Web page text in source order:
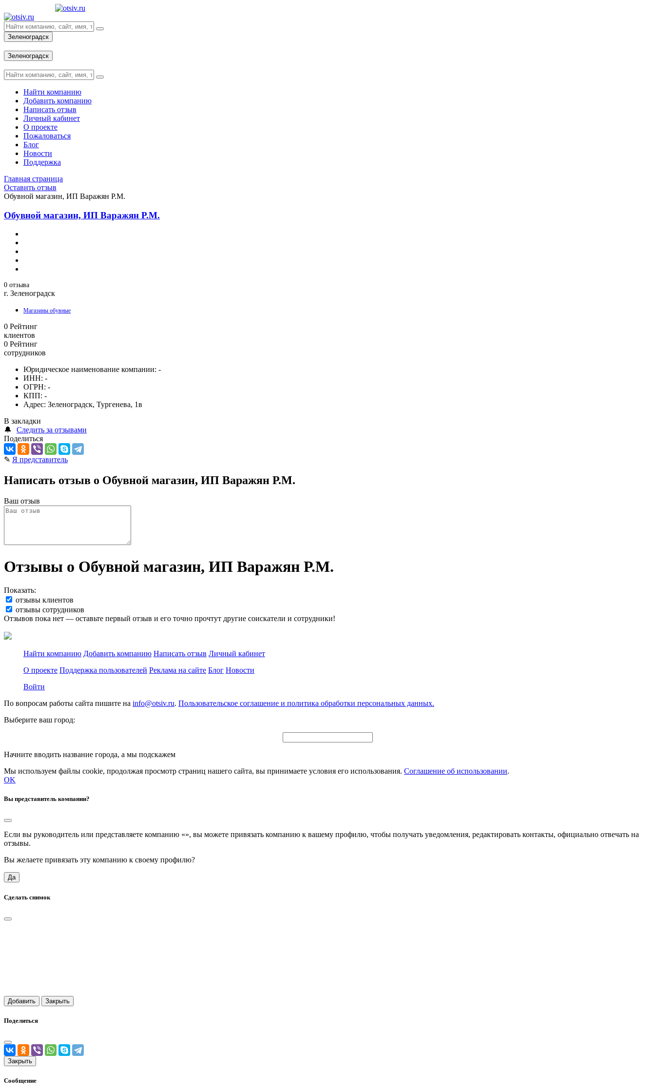
Зеленоградск
Зеленоградск
Найти компанию
Добавить компанию
Написать отзыв
Личный кабинет
О проекте
Пожаловаться
Блог
Новости
Поддержка
Главная страница
Оставить отзыв
Обувной магазин, ИП Варажян Р.М.
Обувной магазин, ИП Варажян Р.М.
0 отзыва
г. Зеленоградск
Магазины обувные
0 Рейтинг
клиентов
0 Рейтинг
сотрудников
Юридическое наименование компании: -
ИНН: -
ОГРН: -
КПП: -
Адрес: Зеленоградск, Тургенева, 1в
В закладки
🔔
Следить за отзывами
Поделиться
✎ Я представитель
Написать отзыв о Обувной магазин, ИП Варажян Р.М.
Ваш отзыв
Отзывы о Обувной магазин, ИП Варажян Р.М.
Показать:
отзывы клиентов
отзывы сотрудников
Отзывов пока нет — оставьте первый отзыв и его точно прочтут другие соискатели и сотрудники!
Найти компанию Добавить компанию Написать отзыв Личный кабинет
О проекте Поддержка пользователей Реклама на сайте Блог Новости
Войти
По вопросам работы сайта пишите на info@otsiv.ru. Пользовательское соглашение и политика обработки персональных данных.
Выберите ваш город:
Начните вводить название города, а мы подскажем
Мы используем файлы cookie, продолжая просмотр страниц нашего сайта, вы принимаете условия его использования. Соглашение об использовании.
OK
Вы представитель компании?
Если вы руководитель или представляете компанию «», вы можете привязать компанию к вашему профилю, чтобы получать уведомления, редактировать контакты, официально отвечать на
отзывы.
Вы желаете привязать эту компанию к своему профилю?
Да
Сделать снимок
Добавить Закрыть
Поделиться
Закрыть
Сообщение